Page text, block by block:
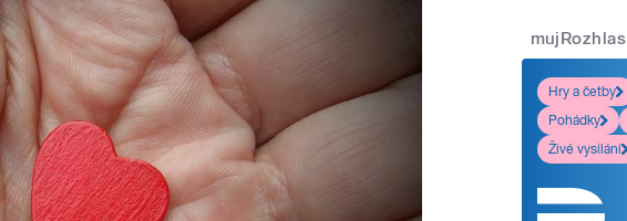
mujRozhlas
Hry a četby
Pohádky
Živé vysílání